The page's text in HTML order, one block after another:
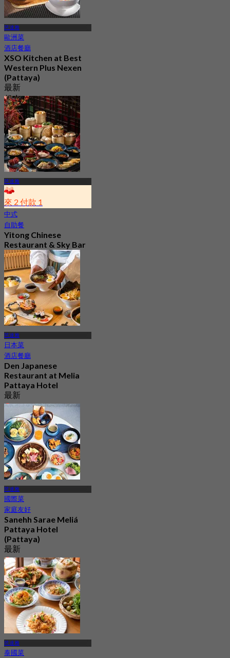
芭達雅
歐洲菜
酒店餐廳
XSO Kitchen at Best
Western Plus Nexen
(Pattaya)
最新
起฿ 362.5
芭達雅
來 2 付款 1
中式
自助餐
Yitong Chinese
Restaurant & Sky Bar
(Pattaya)
最新
4.8
起฿ 666.66
芭達雅
日本菜
酒店餐廳
Den Japanese
Restaurant at Melia
Pattaya Hotel
最新
4.9
起฿ 499
芭達雅
國際菜
家庭友好
Sanehh Sarae Meliá
Pattaya Hotel
(Pattaya)
最新
5.0
起฿ 450
芭達雅
泰國菜